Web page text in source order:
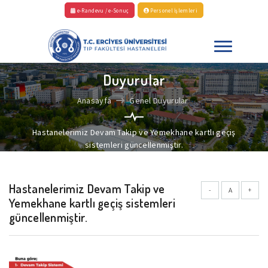
e-Randevu / e-Sonuç Personel İşlemleri
Duyurular
Anasayfa Genel Duyurular
Hastanelerimiz Devam Takip ve Yemekhane kartlı geçiş
sistemleri güncellenmiştir.
- A +
Hastanelerimiz Devam Takip ve
Yemekhane kartlı geçiş sistemleri
güncellenmiştir.